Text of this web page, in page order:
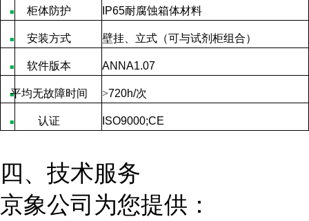
■ 柜体防护 IP65耐腐蚀箱体材料
■ 安装方式 壁挂、立式（可与试剂柜组合）
■ 软件版本 ANNA1.07
■
平均无故障时间 >720h/次
■ 认证 ISO9000;CE
四、技术服务
京象公司为您提供：